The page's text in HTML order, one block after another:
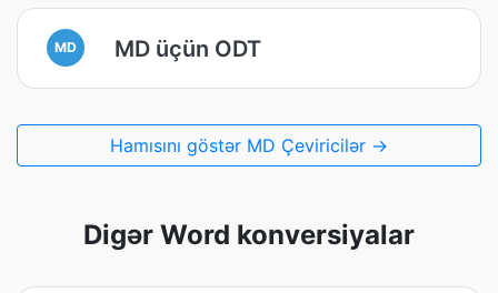
MD MD üçün ODT
Hamısını göstər MD Çeviricilər →
Digər Word konversiyalar